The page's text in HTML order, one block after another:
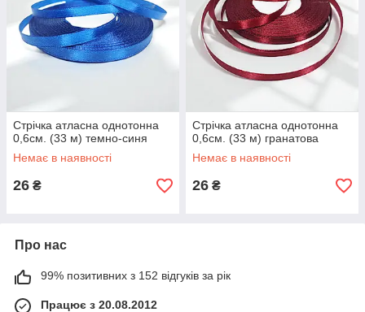
Стрічка атласна однотонна
0,6см. (33 м) темно-синя
Немає в наявності
26 ₴
Стрічка атласна однотонна
0,6см. (33 м) гранатова
Немає в наявності
26 ₴
Про нас
99% позитивних з 152 відгуків за рік
Працює з 20.08.2012